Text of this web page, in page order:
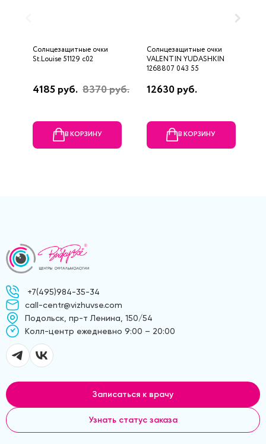
Солнцезащитные очки
St.Louise 51129 с02
4185 руб. 8370 руб.
В КОРЗИНУ
Солнцезащитные очки
VALENTIN YUDASHKIN
1268807 043 55
12630 руб.
В КОРЗИНУ
+7(495)984-35-34
call-centr@vizhuvse.com
Подольск, пр-т Ленина, 150/54
Kолл-центр ежедневно 9:00 – 20:00
Записаться к врачу
Узнать статус заказа